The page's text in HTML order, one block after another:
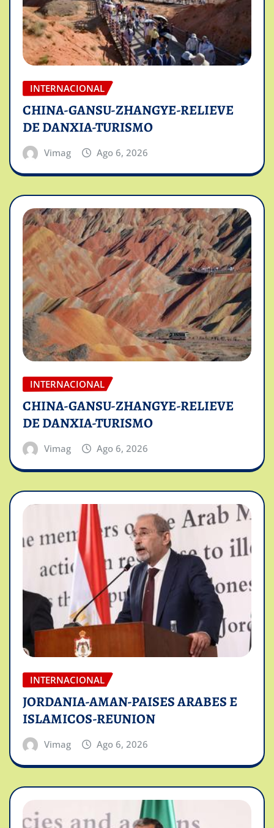
INTERNACIONAL
CHINA-GANSU-ZHANGYE-RELIEVE
DE DANXIA-TURISMO
Vimag Ago 6, 2026
INTERNACIONAL
CHINA-GANSU-ZHANGYE-RELIEVE
DE DANXIA-TURISMO
Vimag Ago 6, 2026
INTERNACIONAL
JORDANIA-AMAN-PAISES ARABES E
ISLAMICOS-REUNION
Vimag Ago 6, 2026